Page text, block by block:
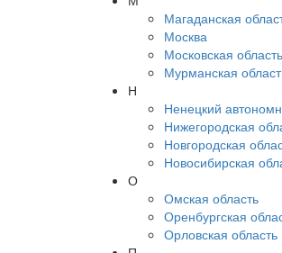
Магаданская
Москва
Московская область
Мурманская
Н
Ненецкий
Нижегородская
Новгородская
Новосибирская
О
Омская область
Оренбургская
Орловская область